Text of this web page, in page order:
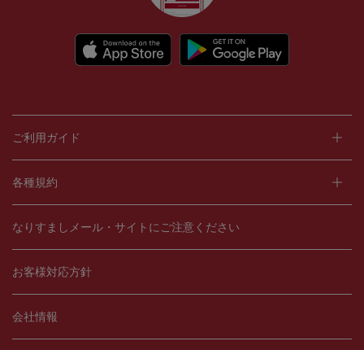
ご利用ガイド
各種規約
なりすましメール・サイトにご注意ください
お客様対応方針
会社情報